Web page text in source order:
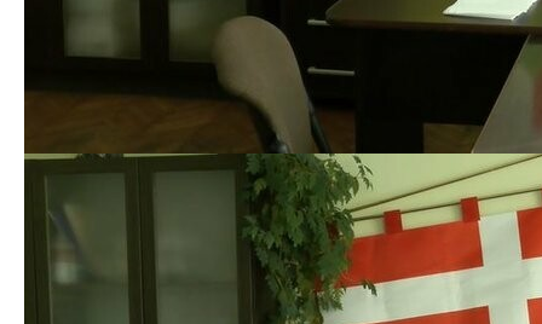
складемо комісію з депутатів, комунальників,
поліції, підемо туди, поміняємо замки й опечатаємо»,
— каже Ківерцівський міський голова Олександр
На яких підставах родини виселяють адмінбудівлі,
де був будинок сімейного типу
Зупинити експлуатацію будівлі, де наразі проживає
родина Черепів, — таку ухвалу виніс Волинський
окружний адміністративний суд 12 листопада цього